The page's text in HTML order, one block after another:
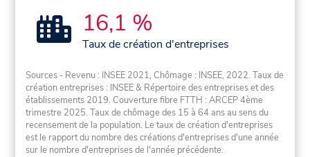
16,1 %
Taux de création d'entreprises
Sources - Revenu : INSEE 2021, Chômage : INSEE, 2022. Taux de
création entreprises : INSEE & Répertoire des entreprises et des
établissements 2019. Couverture fibre FTTH : ARCEP 4ème
trimestre 2025. Taux de chômage des 15 à 64 ans au sens du
recensement de la population. Le taux de création d'entreprises
est le rapport du nombre des créations d'entreprises d'une année
sur le nombre d'entreprises de l'année précédente.